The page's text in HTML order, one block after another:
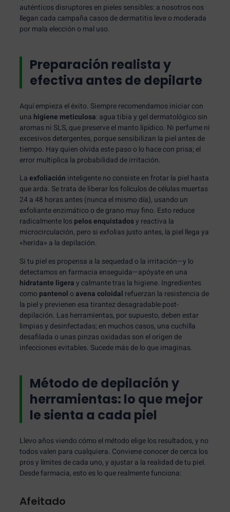
auténticos disruptores en pieles sensibles: a nosotros nos
llegan cada campaña casos de dermatitis leve o moderada
por mala elección o mal uso.
Preparación realista y
efectiva antes de depilarte
Aquí empieza el éxito. Siempre recomendamos iniciar con
una higiene meticulosa: agua tibia y gel dermatológico sin
aromas ni SLS, que preserve el manto lipídico. Ni perfume ni
excesivos detergentes, porque sensibilizan la piel antes de
tiempo. Hay quien olvida este paso o lo hace con prisa; el
error multiplica la probabilidad de irritación.
Laexfoliación inteligente no consiste en frotar la piel hasta
que arda. Se trata de liberar los folículos de células muertas
24 a 48 horas antes (nunca el mismo día), usando un
exfoliante enzimático o de grano muy fino. Esto reduce
radicalmente lospelos enquistadosy reactiva la
microcirculación, pero si exfolias justo antes, la piel llega ya
«herida» a la depilación.
Si tu piel es propensa a la sequedad o la irritación—y lo
detectamos en farmacia enseguida—apóyate en una
hidratante ligeray calmante tras la higiene. Ingredientes
como pantenol oavena coloidal refuerzan la resistencia de
la piel y previenen esa tirantez desagradable post-
depilación. Las herramientas, por supuesto, deben estar
limpias y desinfectadas; en muchos casos, una cuchilla
desafilada o unas pinzas oxidadas son el origen de
infecciones evitables. Sucede más de lo que imaginas.
Método de depilación y
herramientas: lo que mejor
le sienta a cada piel
Llevo años viendo cómo el método elige los resultados, y no
todos valen para cualquiera. Conviene conocer de cerca los
pros y límites de cada uno, y ajustar a la realidad de tu piel.
Desde farmacia, esto es lo que realmente funciona:
Afeitado